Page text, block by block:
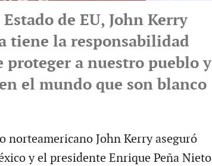
de EU, John Kerry
tiene la responsabilidad
a nuestro pueblo y
el mundo que son blanco
norteamericano John Kerry aseguró
y el presidente Enrique Peña Nieto